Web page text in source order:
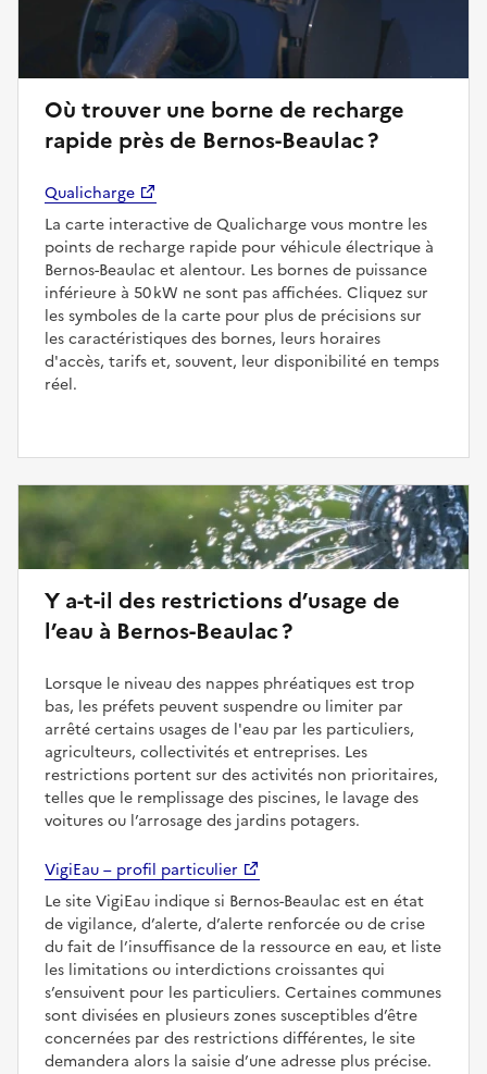
Où trouver une borne de recharge
rapide près de Bernos-Beaulac ?
Qualicharge
La carte interactive de Qualicharge vous montre les
points de recharge rapide pour véhicule électrique à
Bernos-Beaulac et alentour. Les bornes de puissance
inférieure à 50 kW ne sont pas affichées. Cliquez sur
les symboles de la carte pour plus de précisions sur
les caractéristiques des bornes, leurs horaires
d'accès, tarifs et, souvent, leur disponibilité en temps
réel.
Y a-t-il des restrictions d’usage de
l’eau à Bernos-Beaulac ?
Lorsque le niveau des nappes phréatiques est trop
bas, les préfets peuvent suspendre ou limiter par
arrêté certains usages de l'eau par les particuliers,
agriculteurs, collectivités et entreprises. Les
restrictions portent sur des activités non prioritaires,
telles que le remplissage des piscines, le lavage des
voitures ou l’arrosage des jardins potagers.
VigiEau – profil particulier
Le site VigiEau indique si Bernos-Beaulac est en état
de vigilance, d’alerte, d’alerte renforcée ou de crise
du fait de l’insuffisance de la ressource en eau, et liste
les limitations ou interdictions croissantes qui
s’ensuivent pour les particuliers. Certaines communes
sont divisées en plusieurs zones susceptibles d’être
concernées par des restrictions différentes, le site
demandera alors la saisie d’une adresse plus précise.